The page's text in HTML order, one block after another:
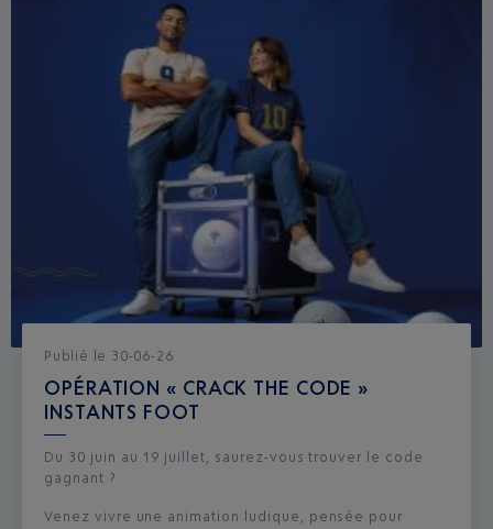
Publié le 30-06-26
OPÉRATION « CRACK THE CODE »
INSTANTS FOOT
Du 30 juin au 19 juillet, saurez-vous trouver le code
gagnant ?
Venez vivre une animation ludique, pensée pour